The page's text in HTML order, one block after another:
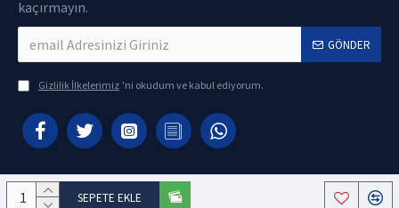
SEPETE EKLE
kaçırmayın.
GÖNDER
Gizlilik İlkelerimiz 'ni okudum ve kabul ediyorum.